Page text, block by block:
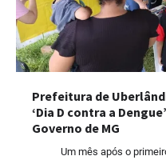
Prefeitura de
‘Dia D contra a
Governo de MG
Um mês após o primeiro